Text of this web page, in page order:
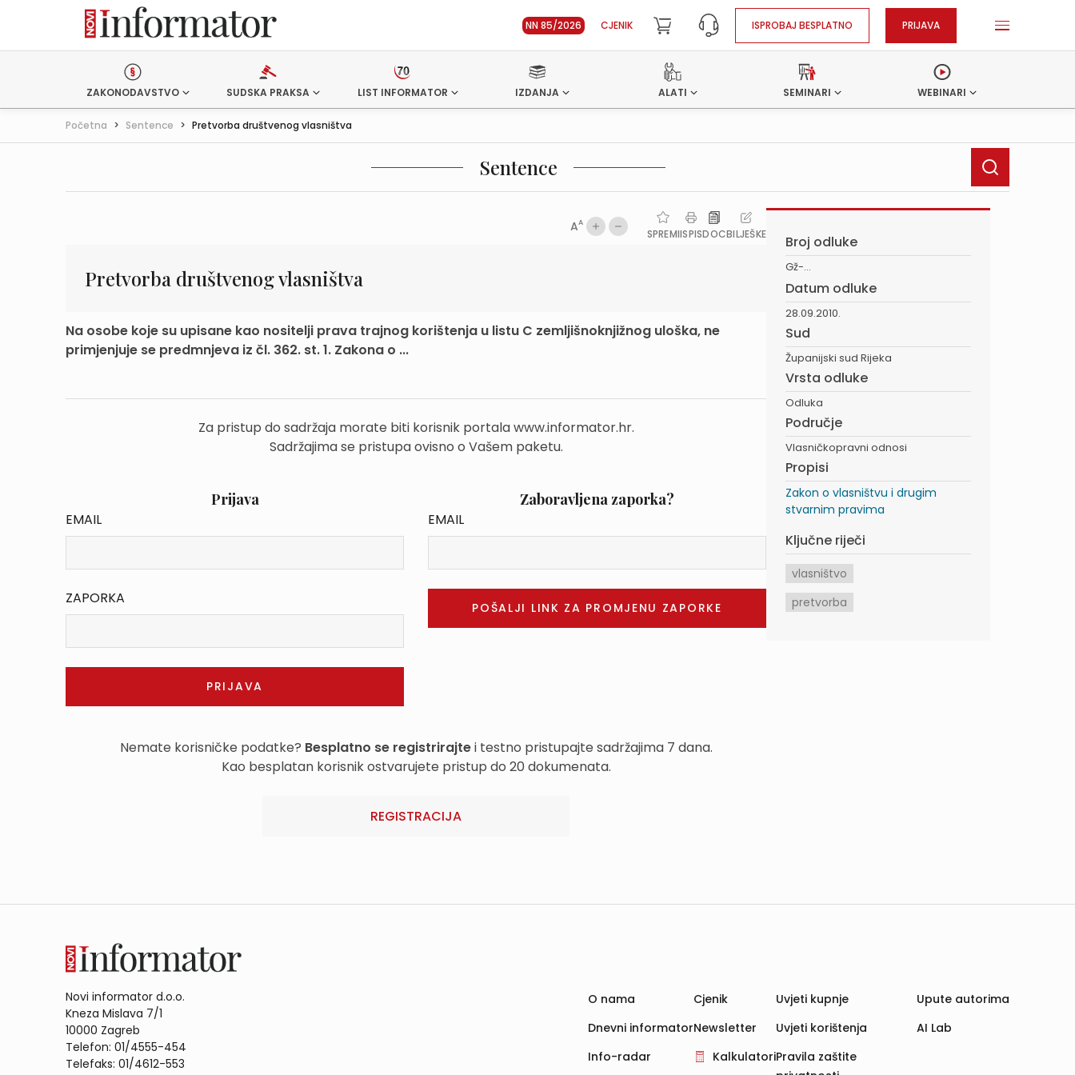
NN 85/2026 CJENIK ISPROBAJ BESPLATNO PRIJAVA
ZAKONODAVSTVO SUDSKA PRAKSA LIST INFORMATOR IZDANJA ALATI SEMINARI WEBINARI
Početna > Sentence > Pretvorba društvenog vlasništva
Sentence
AA
SPREMIISPISDOCBILJEŠKE
Pretvorba društvenog vlasništva
Na osobe koje su upisane kao nositelji prava trajnog korištenja u listu C zemljišnoknjižnog uloška, ne
primjenjuje se predmnjeva iz čl. 362. st. 1. Zakona o ...
Za pristup do sadržaja morate biti korisnik portala www.informator.hr.
Sadržajima se pristupa ovisno o Vašem paketu.
Prijava
EMAIL
ZAPORKA
Zaboravljena zaporka?
EMAIL
Nemate korisničke podatke? Besplatno se registrirajtei testno pristupajte sadržajima 7 dana.
Kao besplatan korisnik ostvarujete pristup do 20 dokumenata.
REGISTRACIJA
Broj odluke
Gž-...
Datum odluke
28.09.2010.
Sud
Županijski sud Rijeka
Vrsta odluke
Odluka
Područje
Vlasničkopravni odnosi
Propisi
Zakon o vlasništvu i drugim
stvarnim pravima
Ključne riječi
vlasništvo
pretvorba
Novi informator d.o.o.
Kneza Mislava 7/1
10000 Zagreb
Telefon: 01/4555-454
Telefaks: 01/4612-553
O nama
Dnevni informator
Info-radar
Cjenik
Newsletter
Kalkulatori
Uvjeti kupnje
Uvjeti korištenja
Pravila zaštite
Upute autorima
AI Lab